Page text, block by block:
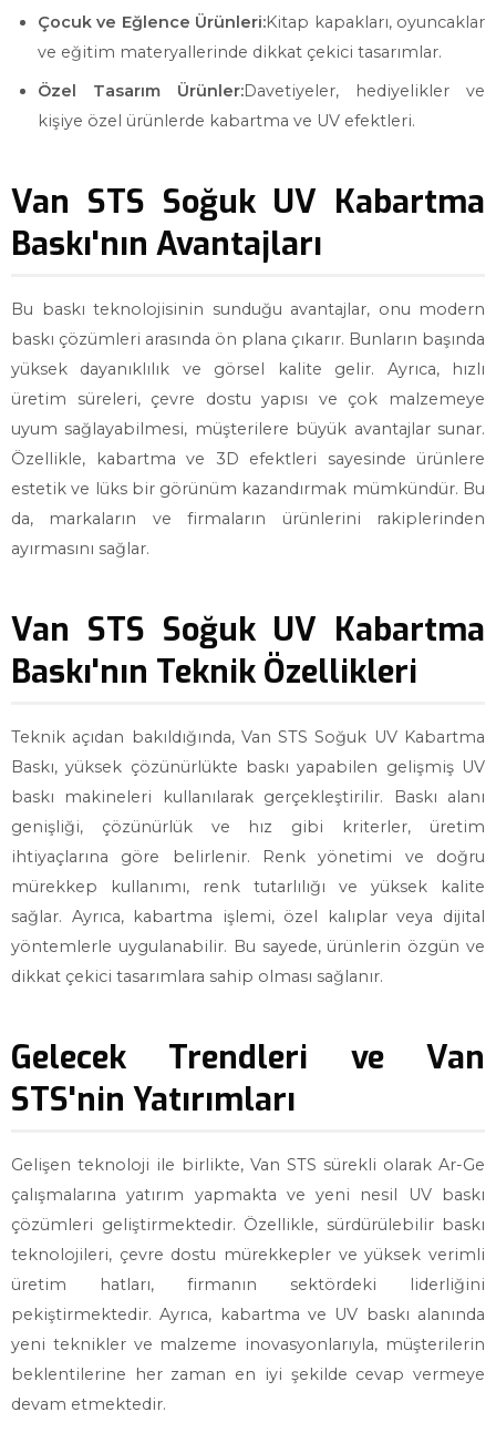
Çocuk ve Eğlence Ürünleri:Kitap kapakları, oyuncaklar
ve eğitim materyallerinde dikkat çekici tasarımlar.
Özel Tasarım Ürünler:Davetiyeler, hediyelikler ve
kişiye özel ürünlerde kabartma ve UV efektleri.
Van STS Soğuk UV Kabartma
Baskı'nın Avantajları
Bu baskı teknolojisinin sunduğu avantajlar, onu modern
baskı çözümleri arasında ön plana çıkarır. Bunların başında
yüksek dayanıklılık ve görsel kalite gelir. Ayrıca, hızlı
üretim süreleri, çevre dostu yapısı ve çok malzemeye
uyum sağlayabilmesi, müşterilere büyük avantajlar sunar.
Özellikle, kabartma ve 3D efektleri sayesinde ürünlere
estetik ve lüks bir görünüm kazandırmak mümkündür. Bu
da, markaların ve firmaların ürünlerini rakiplerinden
ayırmasını sağlar.
Van STS Soğuk UV Kabartma
Baskı'nın Teknik Özellikleri
Teknik açıdan bakıldığında, Van STS Soğuk UV Kabartma
Baskı, yüksek çözünürlükte baskı yapabilen gelişmiş UV
baskı makineleri kullanılarak gerçekleştirilir. Baskı alanı
genişliği, çözünürlük ve hız gibi kriterler, üretim
ihtiyaçlarına göre belirlenir. Renk yönetimi ve doğru
mürekkep kullanımı, renk tutarlılığı ve yüksek kalite
sağlar. Ayrıca, kabartma işlemi, özel kalıplar veya dijital
yöntemlerle uygulanabilir. Bu sayede, ürünlerin özgün ve
dikkat çekici tasarımlara sahip olması sağlanır.
Gelecek Trendleri ve Van
STS'nin Yatırımları
Gelişen teknoloji ile birlikte, Van STS sürekli olarak Ar-Ge
çalışmalarına yatırım yapmakta ve yeni nesil UV baskı
çözümleri geliştirmektedir. Özellikle, sürdürülebilir baskı
teknolojileri, çevre dostu mürekkepler ve yüksek verimli
üretim hatları, firmanın sektördeki liderliğini
pekiştirmektedir. Ayrıca, kabartma ve UV baskı alanında
yeni teknikler ve malzeme inovasyonlarıyla, müşterilerin
beklentilerine her zaman en iyi şekilde cevap vermeye
devam etmektedir.